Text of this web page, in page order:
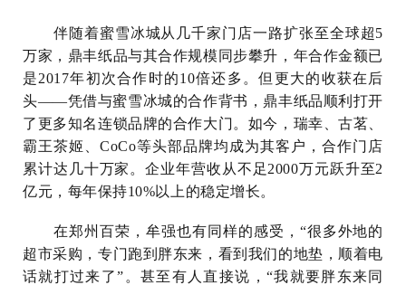
伴随着蜜雪冰城从几千家门店一路扩张至全球超5
万家，鼎丰纸品与其合作规模同步攀升，年合作金额已
是2017年初次合作时的10倍还多。但更大的收获在后
头——凭借与蜜雪冰城的合作背书，鼎丰纸品顺利打开
了更多知名连锁品牌的合作大门。如今，瑞幸、古茗、
霸王茶姬、CoCo等头部品牌均成为其客户，合作门店
累计达几十万家。企业年营收从不足2000万元跃升至2
亿元，每年保持10%以上的稳定增长。
在郑州百荣，牟强也有同样的感受，“很多外地的
超市采购，专门跑到胖东来，看到我们的地垫，顺着电
话就打过来了”。甚至有人直接说，“我就要胖东来同